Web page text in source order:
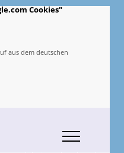
Cookies"
aus dem deutschen